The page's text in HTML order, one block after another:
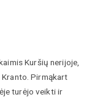
Kuršių nerijoje,
Pirmąkart
turėjo veikti ir